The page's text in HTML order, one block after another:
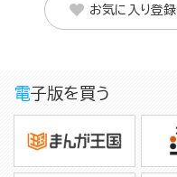
お気に入り登録
電子版を買う